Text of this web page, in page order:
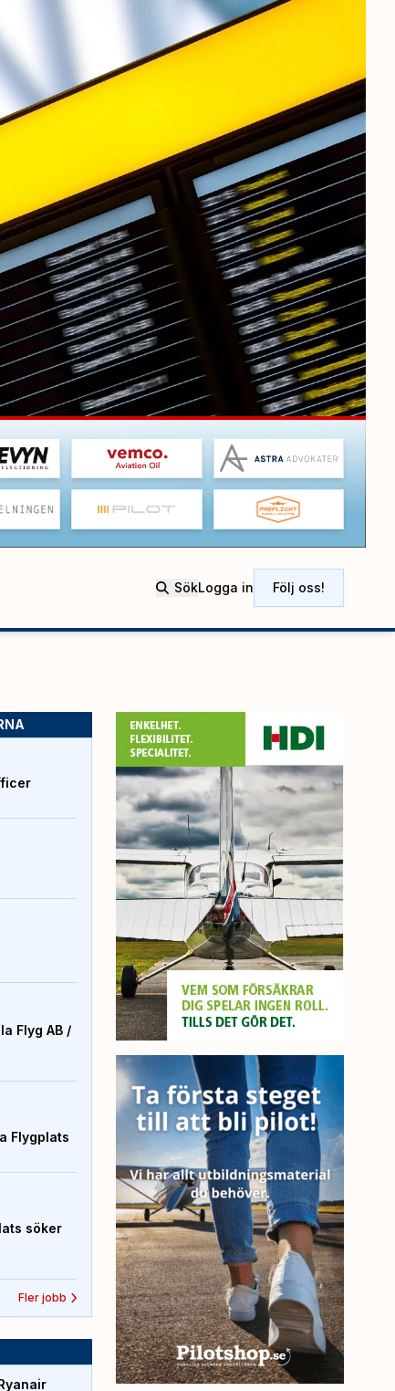
SökLogga in Följ oss!
Flyg AB /
Flygplats
söker
Fler jobb